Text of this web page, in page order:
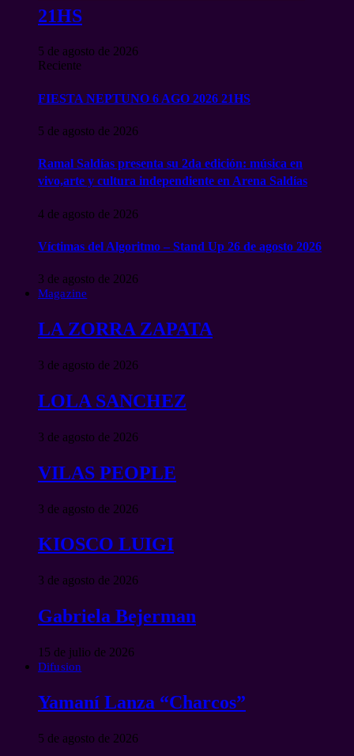
21HS
5 de agosto de 2026
Reciente
FIESTA NEPTUNO 6 AGO 2026 21HS
5 de agosto de 2026
Ramal Saldías presenta su 2da edición: música en
vivo,arte y cultura independiente en Arena Saldías
4 de agosto de 2026
Víctimas del Algoritmo – Stand Up 26 de agosto 2026
3 de agosto de 2026
Magazine
LA ZORRA ZAPATA
3 de agosto de 2026
LOLA SANCHEZ
3 de agosto de 2026
VILAS PEOPLE
3 de agosto de 2026
KIOSCO LUIGI
3 de agosto de 2026
Gabriela Bejerman
15 de julio de 2026
Difusion
Yamaní Lanza “Charcos”
5 de agosto de 2026